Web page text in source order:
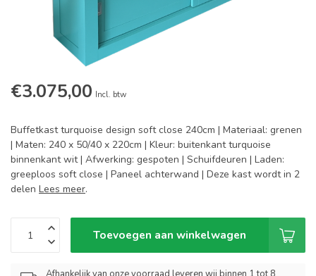
€3.075,00 Incl. btw
Buffetkast turquoise design soft close 240cm | Materiaal: grenen
| Maten: 240 x 50/40 x 220cm | Kleur: buitenkant turquoise
binnenkant wit | Afwerking: gespoten | Schuifdeuren | Laden:
greeploos soft close | Paneel achterwand | Deze kast wordt in 2
delen Lees meer.
Toevoegen aan winkelwagen